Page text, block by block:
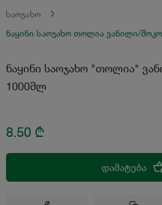
საოჯახო
ნაყინი საოჯახო თოლია ვანილი/
ნაყინი საოჯახო "თოლია"
1000მლ
8.50 ₾
დამატება